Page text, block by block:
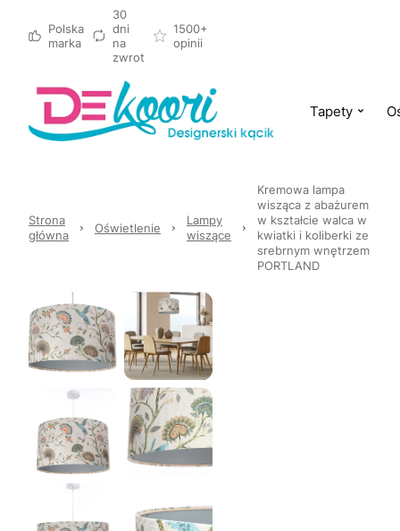
Polska
marka
30
dni
na
zwrot
1500+
opinii
Tapety
Strona
główna
Oświetlenie
Lampy
wiszące
Kremowa lampa
wisząca z abażurem
w kształcie walca w
kwiatki i koliberki ze
srebrnym wnętrzem
PORTLAND